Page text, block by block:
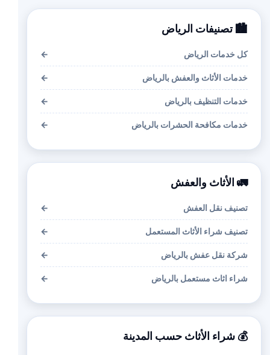
🏙️ تصنيفات الرياض
كل خدمات الرياض ←
خدمات الأثاث والعفش بالرياض ←
خدمات التنظيف بالرياض ←
خدمات مكافحة الحشرات بالرياض ←
🚛 الأثاث والعفش
تصنيف نقل العفش ←
تصنيف شراء الأثاث المستعمل ←
شركة نقل عفش بالرياض ←
شراء اثاث مستعمل بالرياض ←
💰 شراء الأثاث حسب المدينة